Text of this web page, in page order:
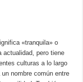
«tranquila» o
actualidad, pero tiene
culturas a lo largo
nombre común entre